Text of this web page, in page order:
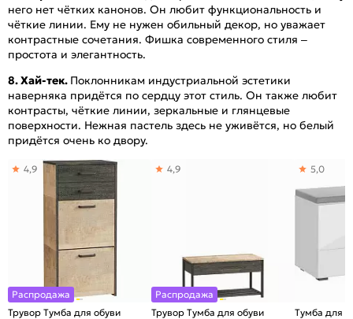
него нет чётких канонов. Он любит функциональность и
чёткие линии. Ему не нужен обильный декор, но уважает
контрастные сочетания. Фишка современного стиля –
простота и элегантность.
8. Хай-тек. Поклонникам индустриальной эстетики
наверняка придётся по сердцу этот стиль. Он также любит
контрасты, чёткие линии, зеркальные и глянцевые
поверхности. Нежная пастель здесь не уживётся, но белый
придётся очень ко двору.
Распродажа
Трувор Тумба для обуви
4,9
Распродажа
Трувор Тумба для обуви
4,9
Тумба для
5,0